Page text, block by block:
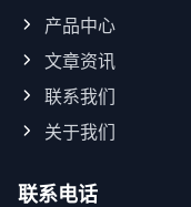
产品中心
文章资讯
联系我们
关于我们
联系电话